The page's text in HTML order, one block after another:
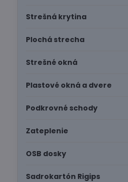
Strešná krytina
Plochá strecha
Strešné okná
Plastové okná a dvere
Podkrovné schody
Zateplenie
OSB dosky
Sadrokartón Rigips